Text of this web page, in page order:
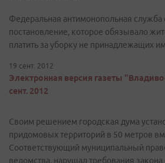
Федеральная антимонопольная служба
постановление, которое обязывало
платить за уборку не принадлежащих
19 сент. 2012
Электронная версия газеты
сент. 2012
Своим решением городская дума
придомовых территорий в 50 метров
Соответствующий муниципальный
ведомства, нарушал требования закона